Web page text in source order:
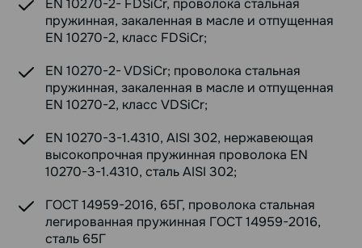
пружинная, закаленная в масле и отпущенная
EN 10270-2, класс FDSiCr;
EN 10270-2- VDSiCr; проволока стальная
пружинная, закаленная в масле и отпущенная
EN 10270-2, класс VDSiCr;
EN 10270-3-1.4310, AISI 302, нержавеющая
высокопрочная пружинная проволока EN
10270-3-1.4310, сталь AISI 302;
ГОСТ 14959-2016, 65Г, проволока стальная
легированная пружинная ГОСТ 14959-2016,
сталь 65Г